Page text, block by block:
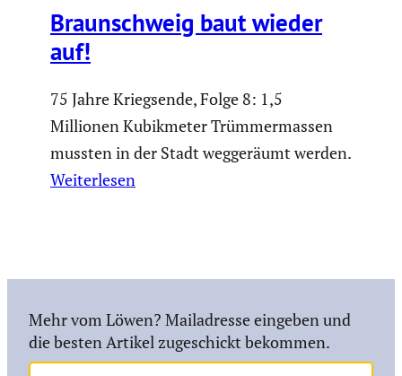
Braun­schweig baut wieder
auf!
75 Jahre Kriegsende, Folge 8: 1,5
Millionen Kubikmeter Trümmermassen
mussten in der Stadt weggeräumt werden.
Weiterlesen
Mehr vom Löwen? Mailadresse eingeben und
die besten Artikel zugeschickt bekommen.